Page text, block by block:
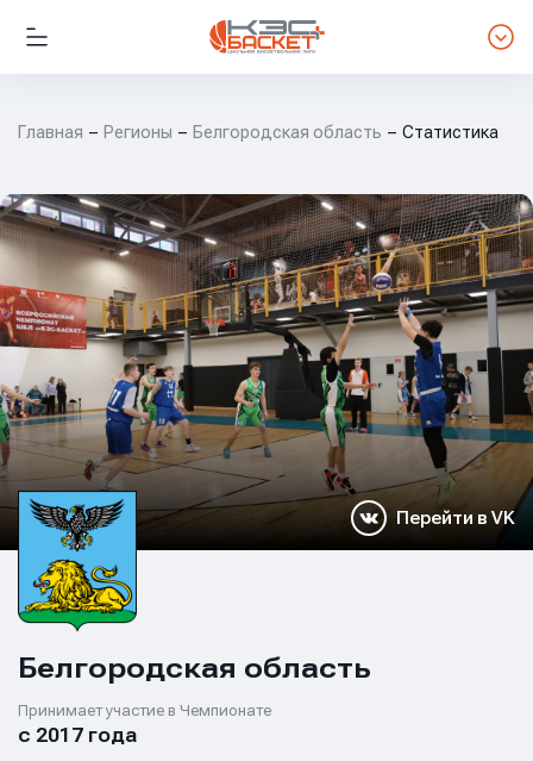
Главная Регионы Белгородская область Статистика
Перейти в VK
Белгородская область
Принимает участие в Чемпионате
с 2017 года